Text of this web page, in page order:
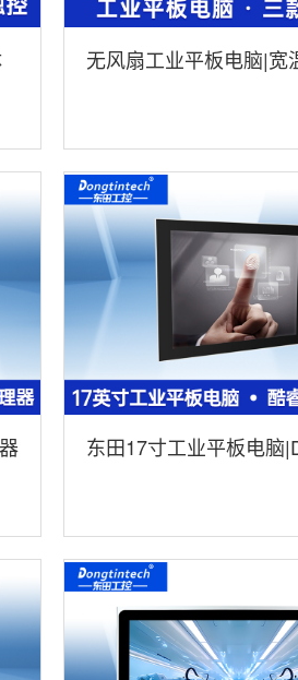
无风扇工业平板电脑|宽
东田17寸工业平板电脑